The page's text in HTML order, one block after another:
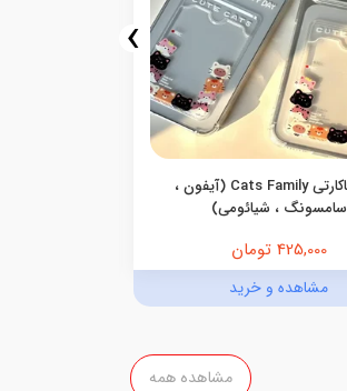
کاور جاکارتی Cats Family (آیفون ،
سامسونگ ، شیائومی)
425,000 تومان
مشاهده و خرید
›
مشاهده همه